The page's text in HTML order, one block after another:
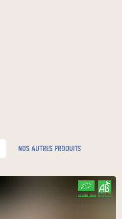
nos autres produits
CERTIFIÉ PAR FR-BIO-10
AGRICULTURE FRANCE